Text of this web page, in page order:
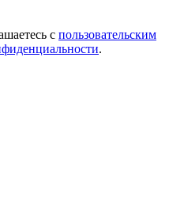
с пользовательским
.